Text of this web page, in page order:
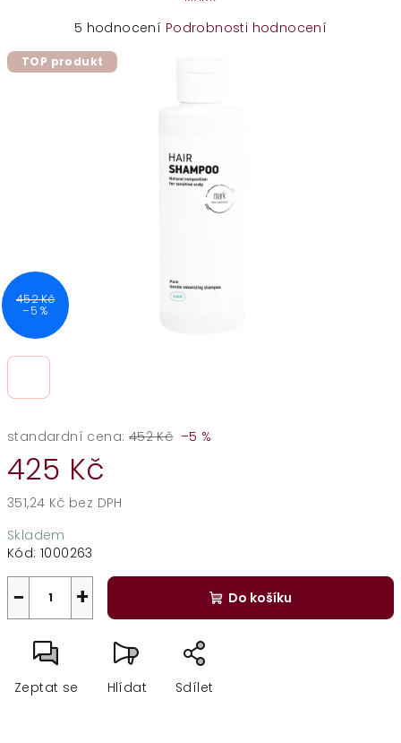
standardní cena: 452 Kč –5 %
425 Kč
351,24 Kč bez DPH
cena:
Skladem
Kód: 1000263
+
− Do košíku
Zeptat se Hlídat Sdílet
Průměrné
produktu
5 hodnocení Podrobnosti hodnocení
TOP produkt
452 Kč
–5 %